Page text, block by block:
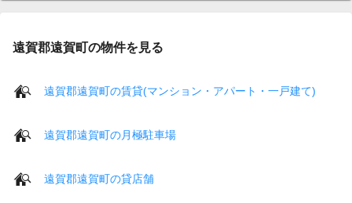
遠賀郡遠賀町の物件を見る
遠賀郡遠賀町の賃貸(マンション・アパート・一戸建て)
遠賀郡遠賀町の月極駐車場
遠賀郡遠賀町の貸店舗